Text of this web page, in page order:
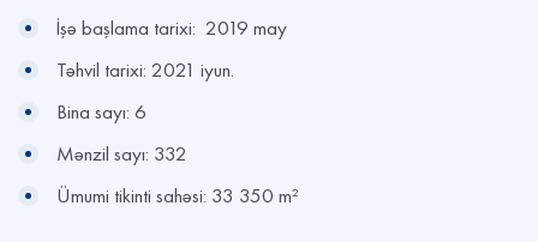
İşə başlama tarixi: 2019 may
Təhvil tarixi: 2021 iyun.
Bina sayı: 6
Mənzil sayı: 332
Ümumi tikinti sahəsi: 33 350 m²